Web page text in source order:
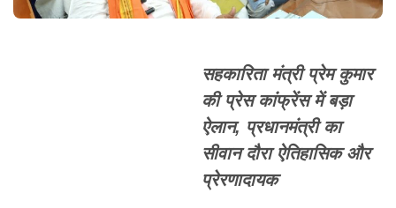
सहकारिता मंत्री प्रेम कुमार
की प्रेस कांफ्रेंस में बड़ा
ऐलान, प्रधानमंत्री का
सीवान दौरा ऐतिहासिक और
प्रेरणादायक